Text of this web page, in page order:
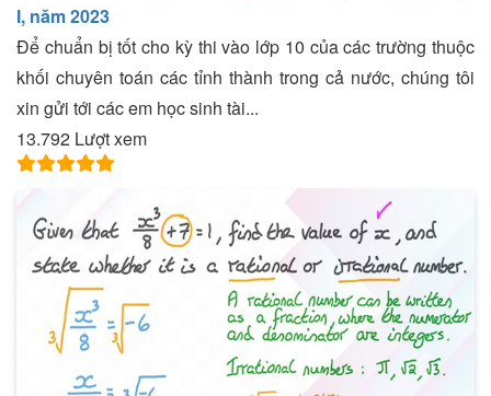
I, năm 2023
Để chuẩn bị tốt cho kỳ thi vào lớp 10 của các trường thuộc
khối chuyên toán các tỉnh thành trong cả nước, chúng tôi
xin gửi tới các em học sinh tài...
13.792 Lượt xem